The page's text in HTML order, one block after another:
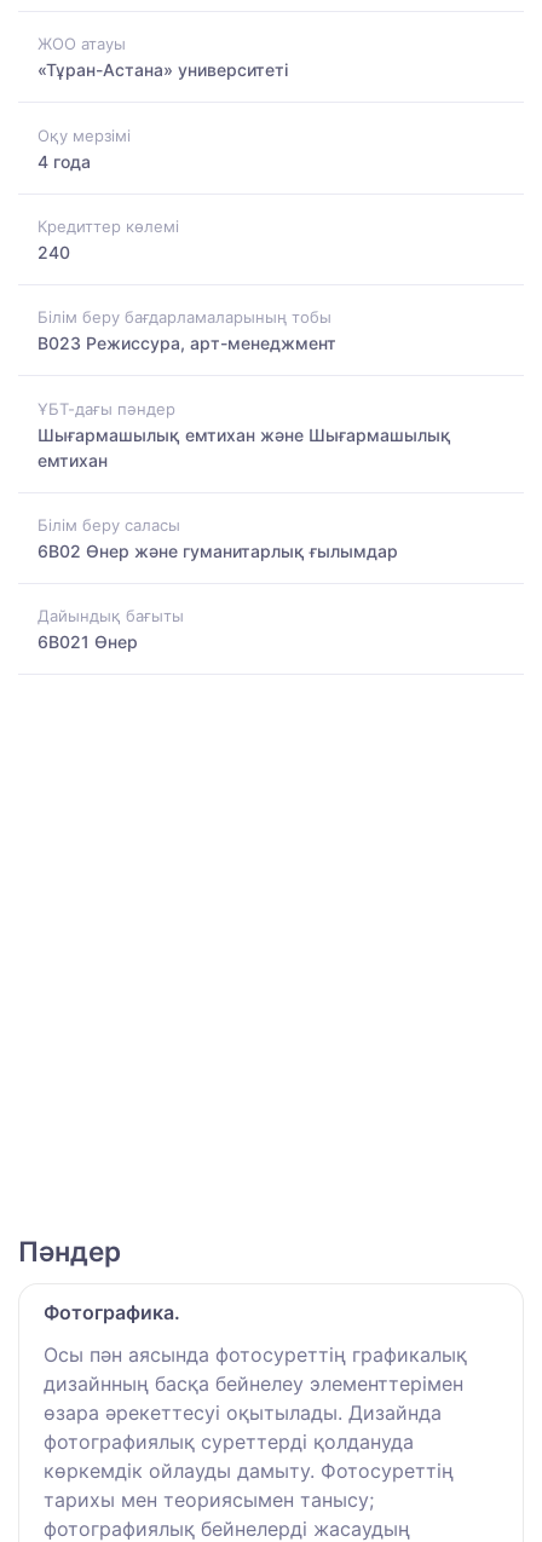
ЖОО атауы
«Тұран-Астана» университеті
Оқу мерзімі
4 года
Кредиттер көлемі
240
Білім беру бағдарламаларының тобы
B023 Режиссура, арт-менеджмент
ҰБТ-дағы пәндер
Шығармашылық емтихан және Шығармашылық
емтихан
Білім беру саласы
6B02 Өнер және гуманитарлық ғылымдар
Дайындық бағыты
6B021 Өнер
Пәндер
Фотографика.
Осы пән аясында фотосуреттің графикалық
дизайнның басқа бейнелеу элементтерімен
өзара әрекеттесуі оқытылады. Дизайнда
фотографиялық суреттерді қолдануда
көркемдік ойлауды дамыту. Фотосуреттің
тарихы мен теориясымен танысу;
фотографиялық бейнелерді жасаудың